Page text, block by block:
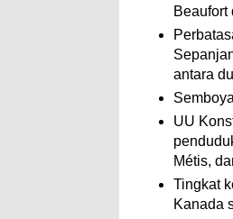
Beaufort
antara
UU
Métis,
Tingkat
Kanada